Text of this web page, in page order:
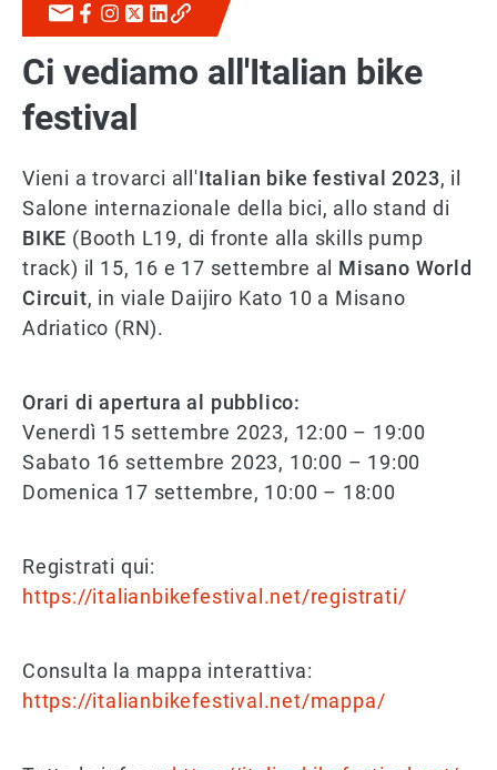
Ci vediamo all'Italian bike
festival
Vieni a trovarci all'Italian bike festival 2023, il
Salone internazionale della bici, allo stand di
BIKE (Booth L19, di fronte alla skills pump
track) il 15, 16 e 17 settembre al Misano World
Circuit, in viale Daijiro Kato 10 a Misano
Adriatico (RN).
Orari di apertura al pubblico:
Venerdì 15 settembre 2023, 12:00 – 19:00
Sabato 16 settembre 2023, 10:00 – 19:00
Domenica 17 settembre, 10:00 – 18:00
Registrati qui:
https://italianbikefestival.net/registrati/
Consulta la mappa interattiva:
https://italianbikefestival.net/mappa/